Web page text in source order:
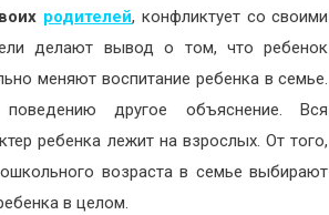
родителей, конфликтует со своими
делают вывод о том, что ребенок
меняют воспитание ребенка в семье.
другое объяснение. Вся
ребенка лежит на взрослых. От того,
возраста в семье выбирают
в целом.